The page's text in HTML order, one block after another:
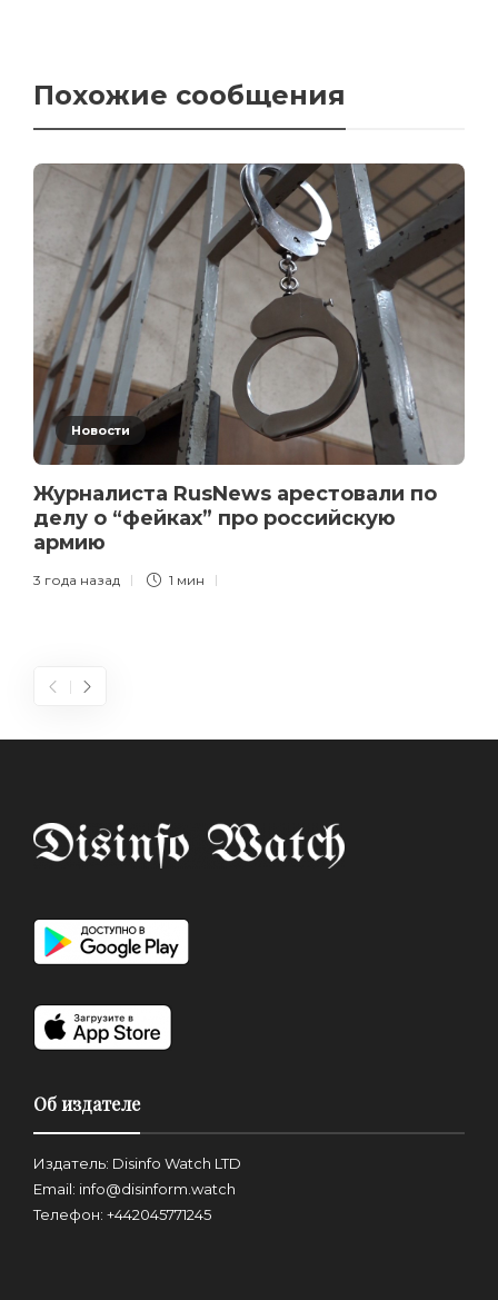
Похожие сообщения
Новости
Журналиста RusNews арестовали по
делу о “фейках” про российскую
армию
3 года назад 1 мин
Об издателе
Издатель: Disinfo Watch LTD
Email: info@disinform.watch
Телефон: +442045771245